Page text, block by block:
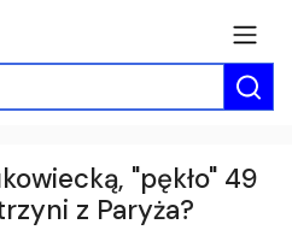
"pękło" 49
z Paryża?